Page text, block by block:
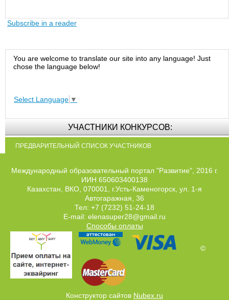
Subscribe in a reader
You are welcome to translate our site into any language! Just
chose the language below!
Select Language ▼
УЧАСТНИКИ КОНКУРСОВ:
ПРЕДВАРИТЕЛЬНЫЙ СПИСОК УЧАСТНИКОВ
Международный образовательный портал "Развитие", 2016 г.
ИИН 650603400138
Казахстан, ВКО, 070001, г.Усть-Каменогорск, ул. 1-я
Автогаражная, 36
Тел: +7 (7232) 51-24-18
E-mail: elenasuper28@gmail.ru
Способы оплаты
©
Конструктор сайтов Nubex.ru